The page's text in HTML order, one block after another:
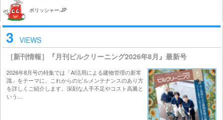
ポリッシャー.JP
3 VIEWS
［新刊情報］『月刊ビルクリーニング2026年8月』最新号
2026年8月号の特集では「AI活用による建物管理の新常
識」をテーマに、これからのビルメンテナンスのあり方
を詳しくご紹介します。深刻な人手不足やコスト高騰と
いう…